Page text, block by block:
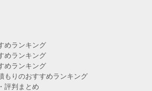
めランキング
めランキング
めランキング
もりのおすすめランキング
評判まとめ